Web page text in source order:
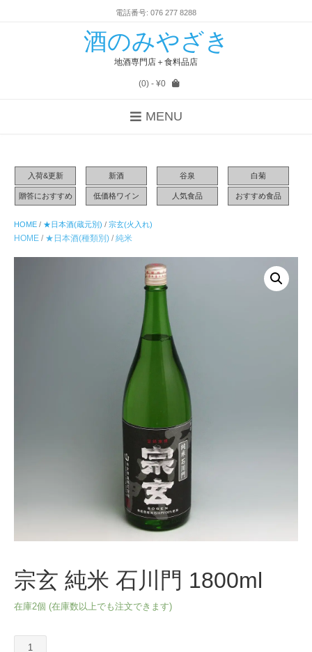
電話番号: 076 277 8288
酒のみやざき
地酒専門店＋食料品店
(0)- ¥0
MENU
入荷&更新 新酒 谷泉 白菊
贈答におすすめ 低価格ワイン 人気食品 おすすめ食品
HOME / ★日本酒(蔵元別) / 宗玄(火入れ)
HOME / ★日本酒(種類別) / 純米
宗玄 純米 石川門 1800ml
在庫2個 (在庫数以上でも注文できます)